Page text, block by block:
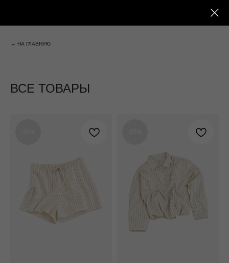
← НА ГЛАВНУЮ
ВСЕ ТОВАРЫ